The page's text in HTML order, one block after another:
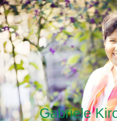
Gabriele